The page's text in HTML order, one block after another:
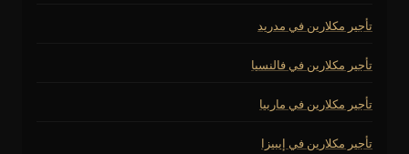
تأجير مكلارين في مدريد
تأجير مكلارين في فالنسيا
تأجير مكلارين في ماربيا
تأجير مكلارين في إيبيزا